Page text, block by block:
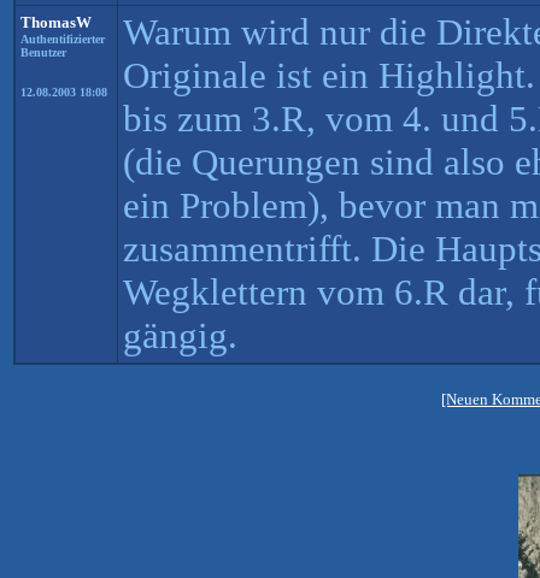
ThomasW
Authentifizierter
Benutzer
12.08.2003 18:08
Warum wird nur die
Originale ist ein
bis zum 3.R, vom 4. und
(die Querungen sind also
ein Problem), bevor man
zusammentrifft. Die
Wegklettern vom 6.R dar,
gängig.
[Neuen